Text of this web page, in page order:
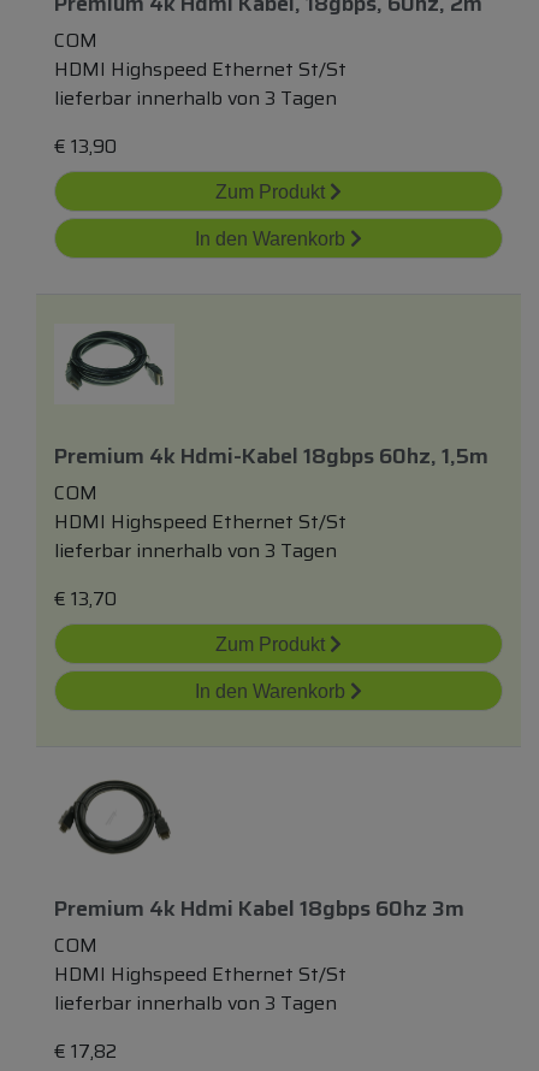
COM
HDMI Highspeed Ethernet St/St
lieferbar innerhalb von 3 Tagen
€ 13,90
Zum Produkt
In den Warenkorb
Premium 4k Hdmi-Kabel 18gbps 60hz, 1,5m
COM
HDMI Highspeed Ethernet St/St
lieferbar innerhalb von 3 Tagen
€ 13,70
Zum Produkt
In den Warenkorb
Premium 4k Hdmi Kabel 18gbps 60hz 3m
COM
HDMI Highspeed Ethernet St/St
lieferbar innerhalb von 3 Tagen
€ 17,82